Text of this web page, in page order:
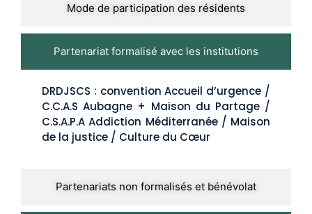
Mode de participation des résidents
Partenariat formalisé avec les institutions
Partenariats non formalisés et bénévolat
DRDJSCS : convention Accueil d’urgence /
C.C.A.S Aubagne + Maison du Partage /
C.S.A.P.A Addiction Méditerranée / Maison
de la justice / Culture du Cœur